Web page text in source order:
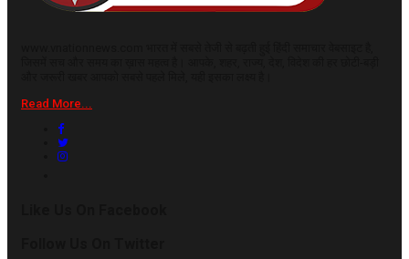
Read More...